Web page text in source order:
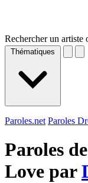
Rechercher un artiste
Thématiques
Paroles.net Paroles
Paroles
Love par